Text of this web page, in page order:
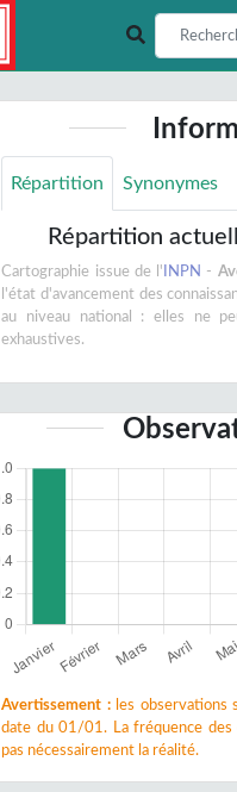
Répartition Synonymes
Répartition
Cartographie issue de l' INPN -
l'état d'avancement des
au niveau national : elles ne
exhaustives.
Avertissement :les observations
date du 01/01. La fréquence
pas nécessairement la réalité.